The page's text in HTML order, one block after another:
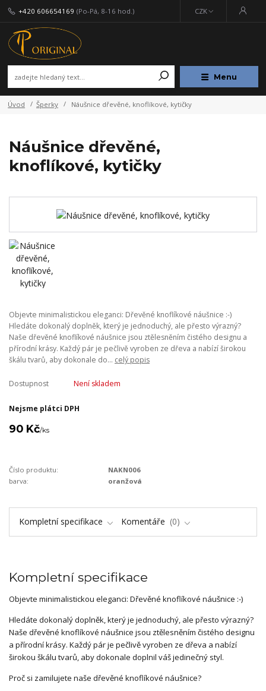
Menu
CZK
+420 606654169 (Po-Pá, 8-16 hod.)
Úvod Šperky Náušnice dřevěné, knoflíkové, kytičky
Náušnice dřevěné,
knoflíkové, kytičky
Objevte minimalistickou eleganci: Dřevěné knoflíkové náušnice :-)
Hledáte dokonalý doplněk, který je jednoduchý, ale přesto výrazný?
Naše dřevěné knoflíkové náušnice jsou ztělesněním čistého designu a
přírodní krásy. Každý pár je pečlivě vyroben ze dřeva a nabízí širokou
škálu tvarů, aby dokonale do... celý popis
Dostupnost Není skladem
Nejsme plátci DPH
90 Kč/ks
Číslo produktu:
NAKN006
barva:
oranžová
Kompletní specifikace Komentáře 0
Kompletní specifikace
Objevte minimalistickou eleganci: Dřevěné knoflíkové náušnice :-)
Hledáte dokonalý doplněk, který je jednoduchý, ale přesto výrazný?
Naše dřevěné knoflíkové náušnice jsou ztělesněním čistého designu
a přírodní krásy. Každý pár je pečlivě vyroben ze dřeva a nabízí
širokou škálu tvarů, aby dokonale doplnil váš jedinečný styl.
Proč si zamilujete naše dřevěné knoflíkové náušnice?